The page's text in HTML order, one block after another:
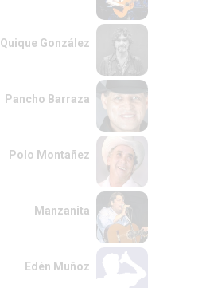
Quique González
Pancho Barraza
Polo Montañez
Manzanita
Edén Muñoz